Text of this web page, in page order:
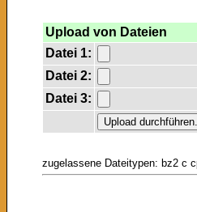
Upload von Dateien
Datei 1:
Datei 2:
Datei 3:
zugelassene Dateitypen: bz2 c